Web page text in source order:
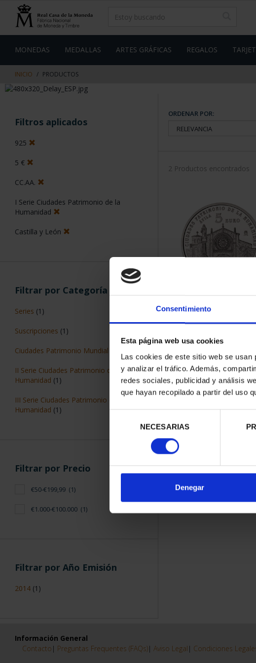
Consentimiento
Esta página web usa cookies
Las cookies de este sitio web se
y analizar el tráfico. Además,
redes sociales, publicidad y análisis
que hayan recopilado a partir del uso
consentimiento
NECESARIAS
Denegar
contenido
de
MONEDAS MEDALLAS ARTES GRÁFICAS REGALOS
INICIO PRODUCTOS
Filtros aplicados
925
5 €
CC.AA.
I Serie Ciudades Patrimonio de la
Humanidad
Castilla y León
Filtrar por Categoría
Series (1)
Suscripciones (1)
Ciudades Patrimonio Mundial
II Serie Ciudades Patrimonio de la
Humanidad (1)
III Serie Ciudades Patrimonio de la
Humanidad (1)
Filtrar por Precio
€50-€199,99 (1)
€1.000-€100.000 (1)
Filtrar por Año Emisión
2014 (1)
ORDENAR POR:
2 Productos encontrados
CIUDADES
ÁVILA
73,00 €
Información General
Contacto | Preguntas Frequentes (FAQs)| Aviso Legal | Condiciones